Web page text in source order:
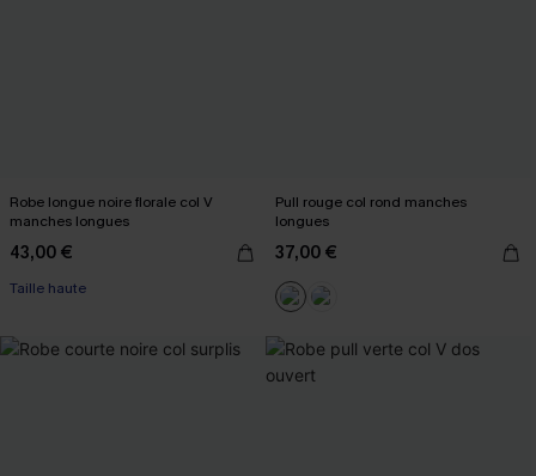
Robe longue noire florale col V
manches longues
43,00 €
Taille haute
Pull rouge col rond manches
longues
37,00 €